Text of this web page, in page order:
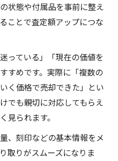
状態や付属品を事前に整え
ことで査定額アップにつな
っている」「現在の価値を
すめです。実際に「複数の
く価格で売却できた」とい
でも親切に対応してもらえ
見られます。
、刻印などの基本情報をメ
取りがスムーズになりま